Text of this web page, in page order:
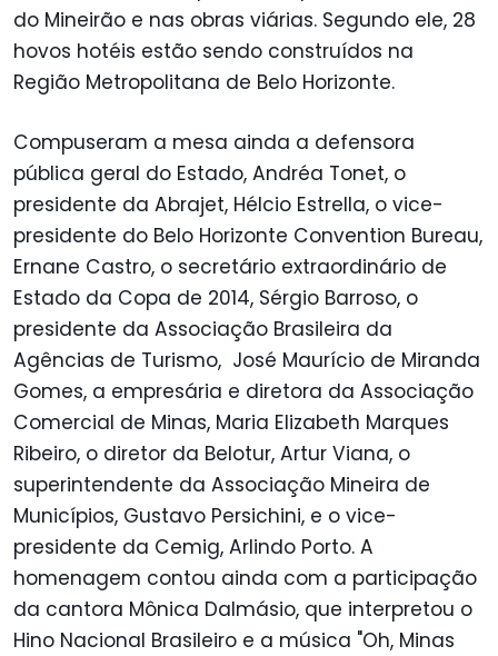
do Mineirão e nas obras viárias. Segundo ele, 28
hovos hotéis estão sendo construídos na
Região Metropolitana de Belo Horizonte.
Compuseram a mesa ainda a defensora
pública geral do Estado, Andréa Tonet, o
presidente da Abrajet, Hélcio Estrella, o vice-
presidente do Belo Horizonte Convention Bureau,
Ernane Castro, o secretário extraordinário de
Estado da Copa de 2014, Sérgio Barroso, o
presidente da Associação Brasileira da
Agências de Turismo, José Maurício de Miranda
Gomes, a empresária e diretora da Associação
Comercial de Minas, Maria Elizabeth Marques
Ribeiro, o diretor da Belotur, Artur Viana, o
superintendente da Associação Mineira de
Municípios, Gustavo Persichini, e o vice-
presidente da Cemig, Arlindo Porto. A
homenagem contou ainda com a participação
da cantora Mônica Dalmásio, que interpretou o
Hino Nacional Brasileiro e a música "Oh, Minas